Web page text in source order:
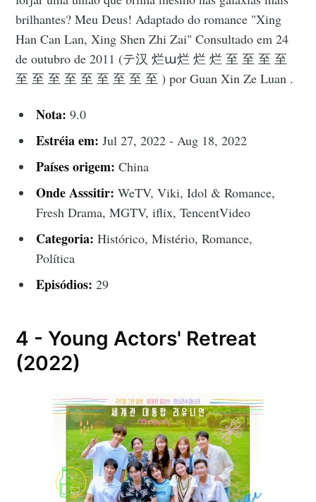
brilhantes? Meu Deus! Adaptado do romance "Xing
Han Can Lan, Xing Shen Zhi Zai" Consultado em 24
de outubro de 2011 (テ汉 烂ա烂 烂 烂 至 至 至 至
至 至 至 至 至 至 至 至 至 ) por Guan Xin Ze Luan .
Nota: 9.0
Estréia em: Jul 27, 2022 - Aug 18, 2022
Países origem: China
Onde Asssitir: WeTV, Viki, Idol & Romance,
Fresh Drama, MGTV, iflix, TencentVideo
Categoria: Histórico, Mistério, Romance,
Política
Episódios: 29
4 - Young Actors' Retreat
(2022)